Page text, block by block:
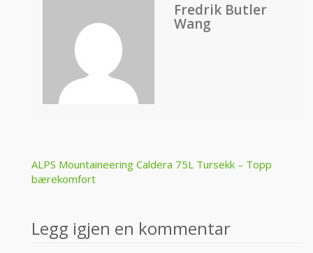
Fredrik Butler
Wang
Post
ALPS Mountaineering Caldera 75L Tursekk – Topp
bærekomfort
Legg igjen en kommentar